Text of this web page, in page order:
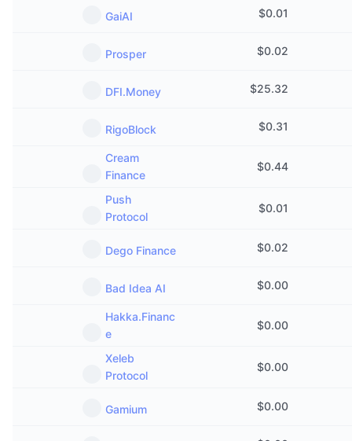
GaiAI $0.01
Prosper $0.02
DFI.Money $25.32
RigoBlock $0.31
Cream
Finance
$0.44
Push
Protocol
$0.01
Dego Finance $0.02
Bad Idea AI $0.00
Hakka.Financ
e
$0.00
Xeleb
Protocol
$0.00
Gamium $0.00